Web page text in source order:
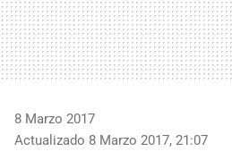
8 Marzo 2017
Actualizado 8 Marzo 2017, 21:07